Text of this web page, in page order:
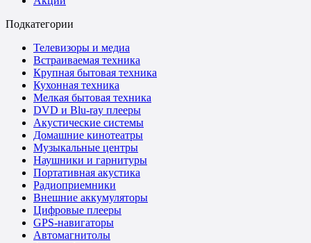
Подкатегории
Телевизоры и медиа
Встраиваемая техника
Крупная бытовая техника
Кухонная техника
Мелкая бытовая техника
DVD и Blu-ray плееры
Акустические системы
Домашние кинотеатры
Музыкальные центры
Наушники и гарнитуры
Портативная акустика
Радиоприемники
Внешние аккумуляторы
Цифровые плееры
GPS-навигаторы
Автомагнитолы